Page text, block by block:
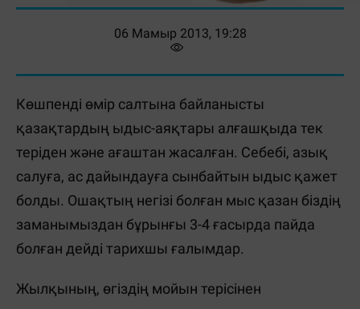
06 Мамыр 2013, 19:28
Көшпенді өмір салтына байланысты
қазақтардың ыдыс-аяқтары алғашқыда тек
теріден және ағаштан жасалған. Себебі, азық
салуға, ас дайындауға сынбайтын ыдыс қажет
болды. Ошақтың негізі болған мыс қазан біздің
заманымыздан бұрынғы 3-4 ғасырда пайда
болған дейді тарихшы ғалымдар.
Жылқының, өгіздің мойын терісінен